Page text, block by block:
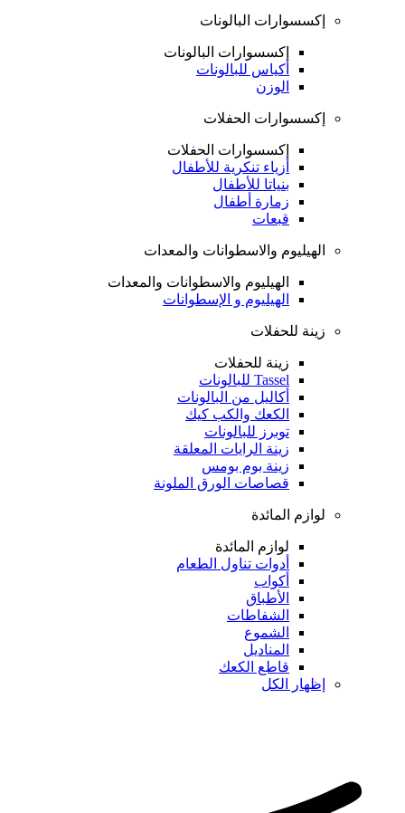
إكسسوارات البالونات
إكسسوارات البالونات
أكياس للبالونات
الوزن
إكسسوارات الحفلات
إكسسوارات الحفلات
أزياء تنكرية للأطفال
بنياتا للأطفال
زمارة أطفال
قبعات
الهيليوم والاسطوانات والمعدات
الهيليوم والاسطوانات والمعدات
الهيليوم و الإسطوانات
زينة للحفلات
زينة للحفلات
Tassel للبالونات
أكاليل من البالونات
الكعك والكب كيك
توبرز للبالونات
زينة الرايات المعلقة
زينة بوم بومس
قصاصات الورق الملونة
لوازم المائدة
لوازم المائدة
أدوات تناول الطعام
أكواب
الأطباق
الشفاطات
الشموع
المناديل
قاطع الكعك
إظهار الكل